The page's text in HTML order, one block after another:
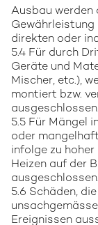
Ausbau werden
direkten oder
5.4 Für durch
Geräte und
Mischer, etc.),
montiert bzw.
ausgeschlossen.
5.5 Für Mängel
oder
infolge zu
Heizen auf der
ausgeschlossen.
5.6 Schäden,
Ereignissen